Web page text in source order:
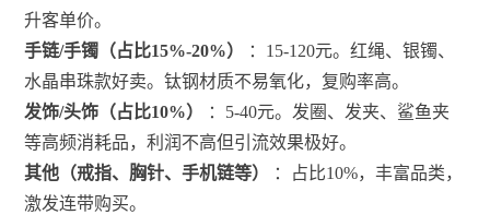
升客单价。
手链/手镯（占比15%-20%）
：15-120元。红绳、银镯、
水晶串珠款好卖。钛钢材质不易氧化，复购率高。
发饰/头饰（占比10%）
：5-40元。发圈、发夹、鲨鱼夹
等高频消耗品，利润不高但引流效果极好。
其他（戒指、胸针、手机链等）
：占比10%，丰富品类，
激发连带购买。